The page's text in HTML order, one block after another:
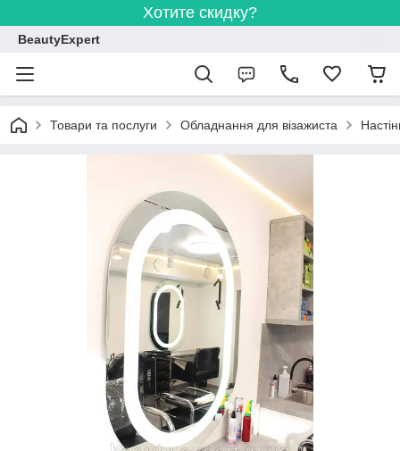
Хотите скидку?
BeautyExpert
Товари та послуги Обладнання для візажиста